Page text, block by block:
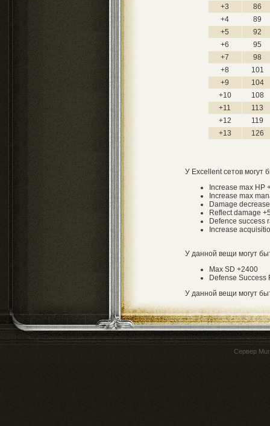
+3
86
+4
89
+5
92
+6
95
+7
98
+8
101
+9
104
+10
108
+11
113
+12
119
+13
126
У Excellent сетов могут
Increase max HP
Increase max
Damage
Reflect damage
Defence success
Increase
У данной вещи могут
Max SD +2400
Defense Success
У данной вещи могут
Сервер